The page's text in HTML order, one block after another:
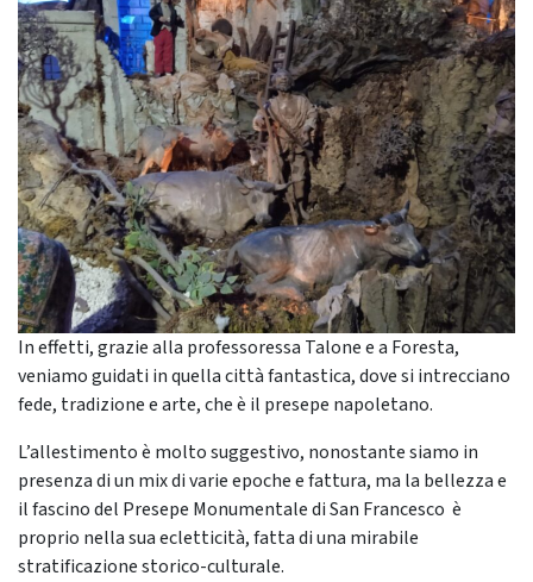
In effetti, grazie alla professoressa Talone e a Foresta,
veniamo guidati in quella città fantastica, dove si intrecciano
fede, tradizione e arte, che è il presepe napoletano.
L’allestimento è molto suggestivo, nonostante siamo in
presenza di un mix di varie epoche e fattura, ma la bellezza e
il fascino del Presepe Monumentale di San Francesco è
proprio nella sua ecletticità, fatta di una mirabile
stratificazione storico-culturale.